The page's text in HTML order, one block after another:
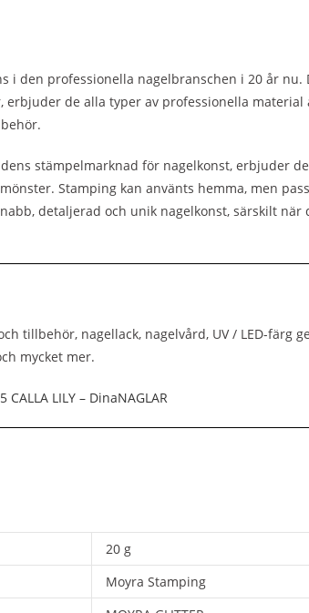
i den professionella nagelbranschen i 20 år
de alla typer av professionella material
stämpelmarknad för nagelkonst, erbjuder
Stamping kan använts hemma, men
detaljerad och unik nagelkonst, särskilt när
tillbehör, nagellack, nagelvård, UV / LED-färg
mycket mer.
LILY – DinaNAGLAR
20 g
Moyra Stamping